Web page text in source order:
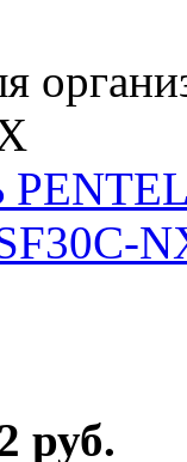
руб.